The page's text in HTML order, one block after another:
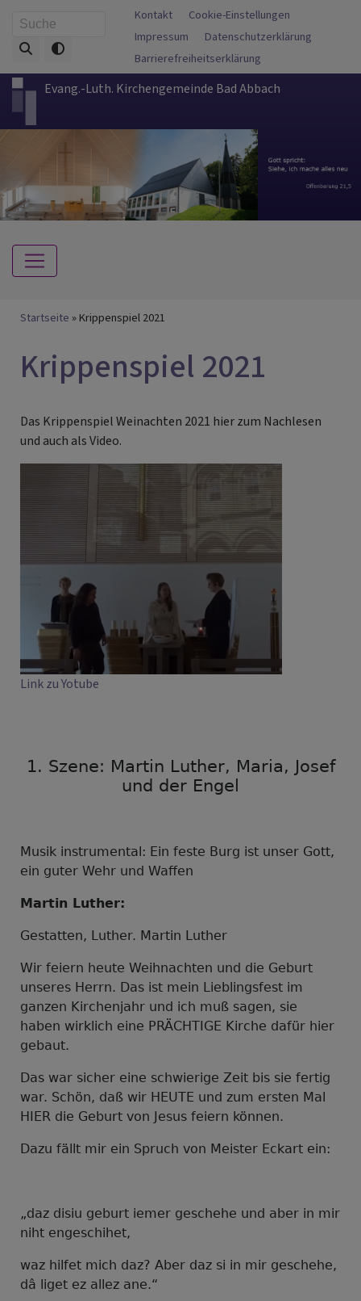
zum
Inhalt
Suche Fußbereichsmenü
Kontakt
Cookie-Einstellungen
Impressum
Datenschutzerklärung
Barrierefreiheitserklärung
Evang.-Luth. Kirchengemeinde Bad Abbach
Hauptnavigation
Breadcrumb
Startseite Krippenspiel 2021
Krippenspiel 2021
Das Krippenspiel Weinachten 2021 hier zum Nachlesen
und auch als Video.
Link zu Yotube
1. Szene: Martin Luther, Maria, Josef
und der Engel
Musik instrumental: Ein feste Burg ist unser Gott,
ein guter Wehr und Waffen
Martin Luther:
Gestatten, Luther. Martin Luther
Wir feiern heute Weihnachten und die Geburt
unseres Herrn. Das ist mein Lieblingsfest im
ganzen Kirchenjahr und ich muß sagen, sie
haben wirklich eine PRÄCHTIGE Kirche dafür hier
gebaut.
Das war sicher eine schwierige Zeit bis sie fertig
war. Schön, daß wir HEUTE und zum ersten Mal
HIER die Geburt von Jesus feiern können.
Dazu fällt mir ein Spruch von Meister Eckart ein:
„daz disiu geburt iemer geschehe und aber in mir
niht engeschihet,
waz hilfet mich daz? Aber daz si in mir geschehe,
dâ liget ez allez ane.“